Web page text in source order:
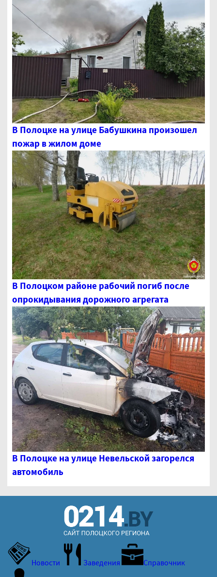
В Полоцке на улице Бабушкина произошел
пожар в жилом доме
В Полоцком районе рабочий погиб после
опрокидывания дорожного агрегата
В Полоцке на улице Невельской загорелся
автомобиль
Новости Заведения Справочник